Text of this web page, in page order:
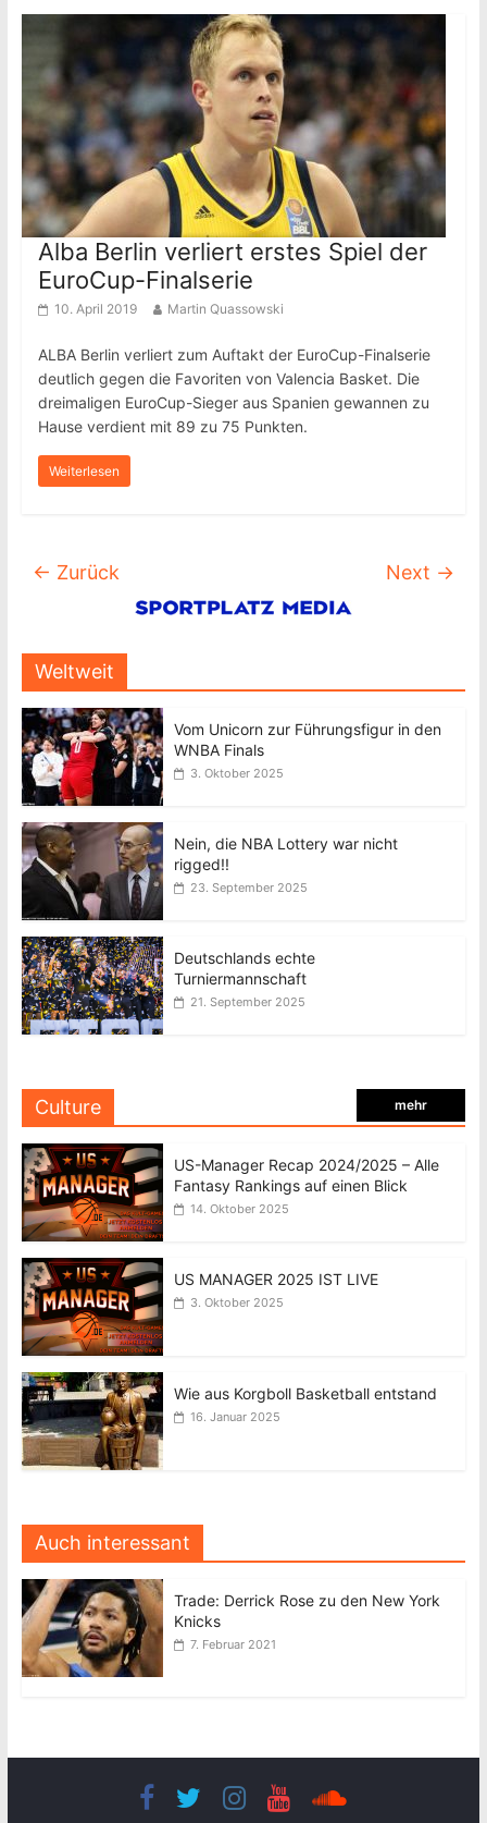
Alba Berlin verliert erstes Spiel der
EuroCup-Finalserie
10. April 2019 Martin Quassowski
ALBA Berlin verliert zum Auftakt der EuroCup-Finalserie
deutlich gegen die Favoriten von Valencia Basket. Die
dreimaligen EuroCup-Sieger aus Spanien gewannen zu
Hause verdient mit 89 zu 75 Punkten.
Weiterlesen
← Zurück Next →
Weltweit
Vom Unicorn zur Führungsfigur in den
WNBA Finals
3. Oktober 2025
Nein, die NBA Lottery war nicht
rigged!!
23. September 2025
Deutschlands echte
Turniermannschaft
21. September 2025
Culture mehr
US-Manager Recap 2024/2025 – Alle
Fantasy Rankings auf einen Blick
14. Oktober 2025
US MANAGER 2025 IST LIVE
3. Oktober 2025
Wie aus Korgboll Basketball entstand
16. Januar 2025
Auch interessant
Trade: Derrick Rose zu den New York
Knicks
7. Februar 2021